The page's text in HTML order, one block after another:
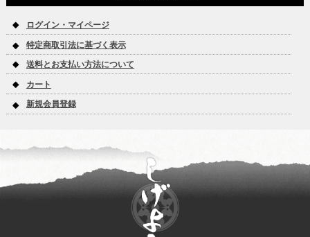
ログイン・マイページ
特定商取引法に基づく表示
送料とお支払い方法について
カート
新規会員登録